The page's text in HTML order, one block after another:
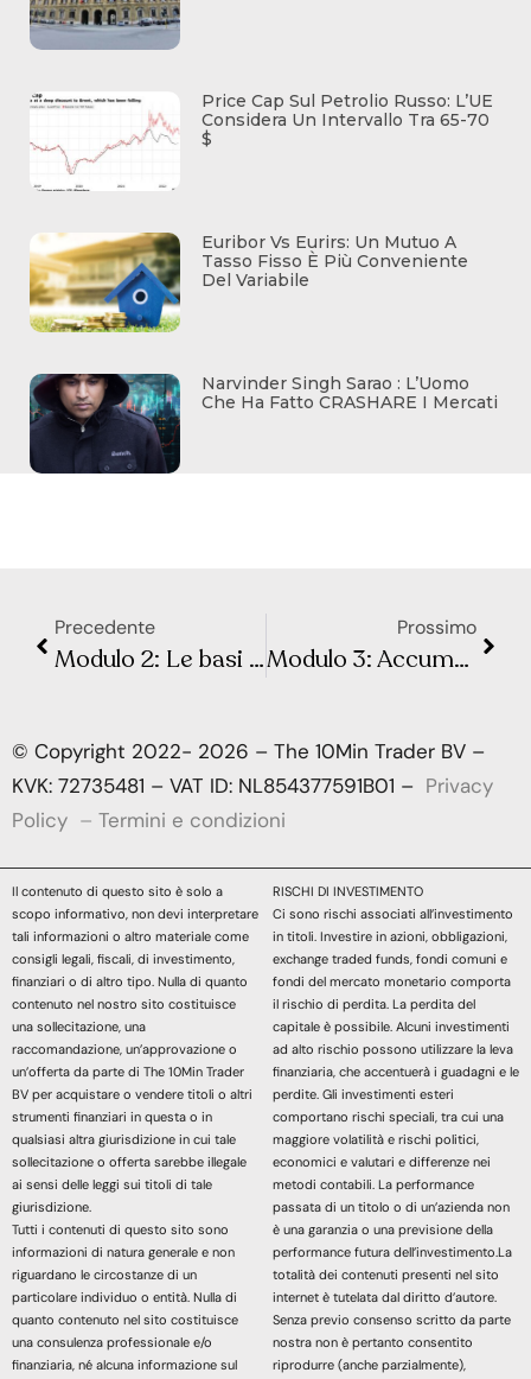
Price Cap Sul Petrolio Russo: L’UE
Considera Un Intervallo Tra 65-70
$
Euribor Vs Eurirs: Un Mutuo A
Tasso Fisso È Più Conveniente
Del Variabile
Narvinder Singh Sarao : L’Uomo
Che Ha Fatto CRASHARE I Mercati
Precedente
Modulo 2: Le basi dell’Analisi Volumetrica – Lezione 3: La Lotta tra Buyers e Sellers
Prossimo
Modulo 3: Accumuli, Distribuzioni e Rotazioni del Prezzo – Lezione 1: Accumulo e Distribuzione
© Copyright 2022- 2026 – The 10Min Trader BV –
KVK: 72735481 – VAT ID: NL854377591B01 – Privacy
Policy – Termini e condizioni
Il contenuto di questo sito è solo a
scopo informativo, non devi interpretare
tali informazioni o altro materiale come
consigli legali, fiscali, di investimento,
finanziari o di altro tipo. Nulla di quanto
contenuto nel nostro sito costituisce
una sollecitazione, una
raccomandazione, un’approvazione o
un’offerta da parte di The 10Min Trader
BV per acquistare o vendere titoli o altri
strumenti finanziari in questa o in
qualsiasi altra giurisdizione in cui tale
sollecitazione o offerta sarebbe illegale
ai sensi delle leggi sui titoli di tale
giurisdizione.
Tutti i contenuti di questo sito sono
informazioni di natura generale e non
riguardano le circostanze di un
particolare individuo o entità. Nulla di
quanto contenuto nel sito costituisce
una consulenza professionale e/o
finanziaria, né alcuna informazione sul
RISCHI DI INVESTIMENTO
Ci sono rischi associati all’investimento
in titoli. Investire in azioni, obbligazioni,
exchange traded funds, fondi comuni e
fondi del mercato monetario comporta
il rischio di perdita. La perdita del
capitale è possibile. Alcuni investimenti
ad alto rischio possono utilizzare la leva
finanziaria, che accentuerà i guadagni e le
perdite. Gli investimenti esteri
comportano rischi speciali, tra cui una
maggiore volatilità e rischi politici,
economici e valutari e differenze nei
metodi contabili. La performance
passata di un titolo o di un’azienda non
è una garanzia o una previsione della
performance futura dell’investimento.La
totalità dei contenuti presenti nel sito
internet è tutelata dal diritto d’autore.
Senza previo consenso scritto da parte
nostra non è pertanto consentito
riprodurre (anche parzialmente),